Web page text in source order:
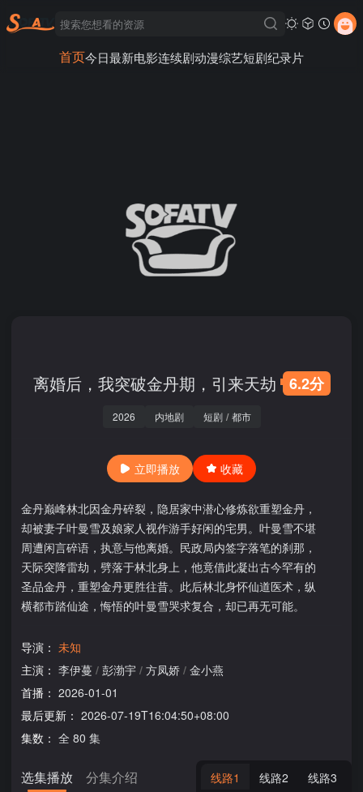
首页今日最新电影连续剧动漫综艺短剧纪录片
离婚后，我突破金丹期，引来天劫 6.2分
2026 内地剧 短剧 / 都市
立即播放 收藏
金丹巅峰林北因金丹碎裂，隐居家中潜心修炼欲重塑金丹，
却被妻子叶曼雪及娘家人视作游手好闲的宅男。叶曼雪不堪
周遭闲言碎语，执意与他离婚。民政局内签字落笔的刹那，
天际突降雷劫，劈落于林北身上，他竟借此凝出古今罕有的
圣品金丹，重塑金丹更胜往昔。此后林北身怀仙道医术，纵
横都市踏仙途，悔悟的叶曼雪哭求复合，却已再无可能。
导演： 未知
主演： 李伊蔓 / 彭渤宇 / 方凤娇 / 金小燕
首播： 2026-01-01
最后更新： 2026-07-19T16:04:50+08:00
集数： 全 80 集
选集播放 分集介绍 线路1 线路2 线路3